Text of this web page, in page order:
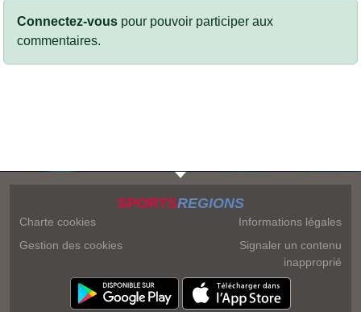
Connectez-vous pour pouvoir participer aux
commentaires.
SPORTSREGIONS
Charte cookies
Gestion des cookies
Informations légales
Signaler un contenu
inapproprié